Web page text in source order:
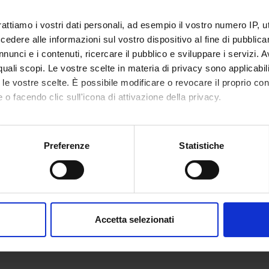
i vostri dati personali, ad esempio il vostro numero IP,
alle informazioni sul vostro dispositivo al fine di
e i contenuti, ricercare il pubblico e sviluppare i servizi.
scopi. Le vostre scelte in materia di privacy sono
vostre scelte. È possibile modificare o revocare il proprio
o facendo clic sull'icona di attivazione della privacy.
anche:
sulla tua posizione geografica, con un'approssimazione di
in qualsiasi momento dalla Dichiarazione sui cookie.
Preferenze Statistiche
Accetta selezionati
e
in
nei
alla persona
Metodi e strumenti operativi per la
supervisione (2025/2026)
4